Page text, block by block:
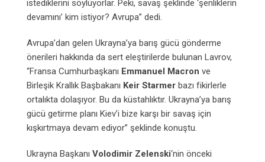
istediklerini söylüyorlar. Peki, savaş şeklinde ‘şenliklerin
devamını’ kim istiyor? Avrupa” dedi.
Avrupa’dan gelen Ukrayna’ya barış gücü gönderme
önerileri hakkında da sert eleştirilerde bulunan Lavrov,
“Fransa Cumhurbaşkanı Emmanuel Macron ve
Birleşik Krallık Başbakanı Keir Starmer bazı fikirlerle
ortalıkta dolaşıyor. Bu da küstahlıktır. Ukrayna’ya barış
gücü getirme planı Kiev’i bize karşı bir savaş için
kışkırtmaya devam ediyor” şeklinde konuştu.
Ukrayna Başkanı Volodimir Zelenski‘nin önceki